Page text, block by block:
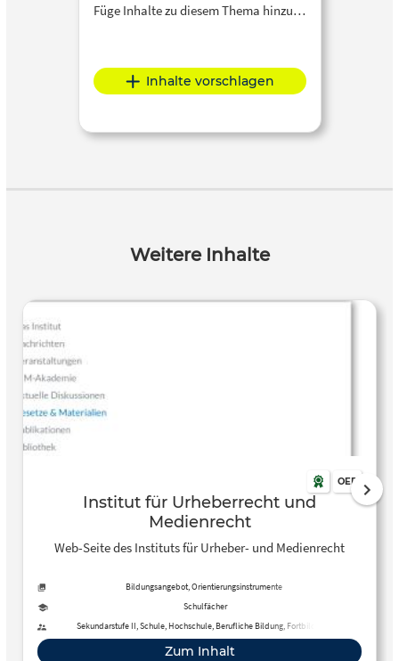
Füge Inhalte zu diesem Thema hinzu…
Inhalte vorschlagen
Weitere Inhalte
OER
Institut für Urheberrecht und
Medienrecht
Web-Seite des Instituts für Urheber- und Medienrecht
Bildungsangebot, Orientierungsinstrumente
Schulfächer
Sekundarstufe II, Schule, Hochschule, Berufliche Bildung, Fortbildung,
Erwachsenenbildung, Fernunterricht
Zum Inhalt